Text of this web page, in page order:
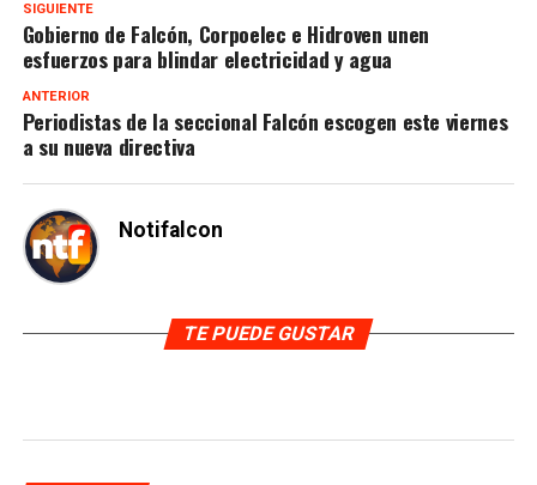
SIGUIENTE
Gobierno de Falcón, Corpoelec e Hidroven unen
esfuerzos para blindar electricidad y agua
ANTERIOR
Periodistas de la seccional Falcón escogen este viernes
a su nueva directiva
Notifalcon
TE PUEDE GUSTAR